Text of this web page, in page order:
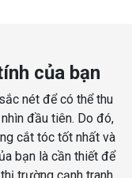
của bạn
nét để có thể thu
đầu tiên. Do đó,
cắt tóc tốt nhất và
bạn là cần thiết để